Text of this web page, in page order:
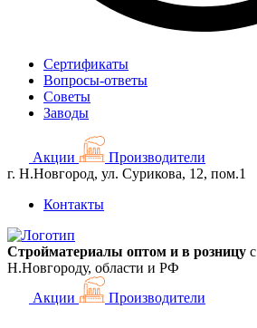
Сертификаты
Вопросы-ответы
Советы
Заводы
Акции
Производители
г. Н.Новгород, ул. Сурикова, 12, пом.1
Контакты
Стройматериалы оптом и в розницу
Н.Новгороду, области и РФ
Акции
Производители